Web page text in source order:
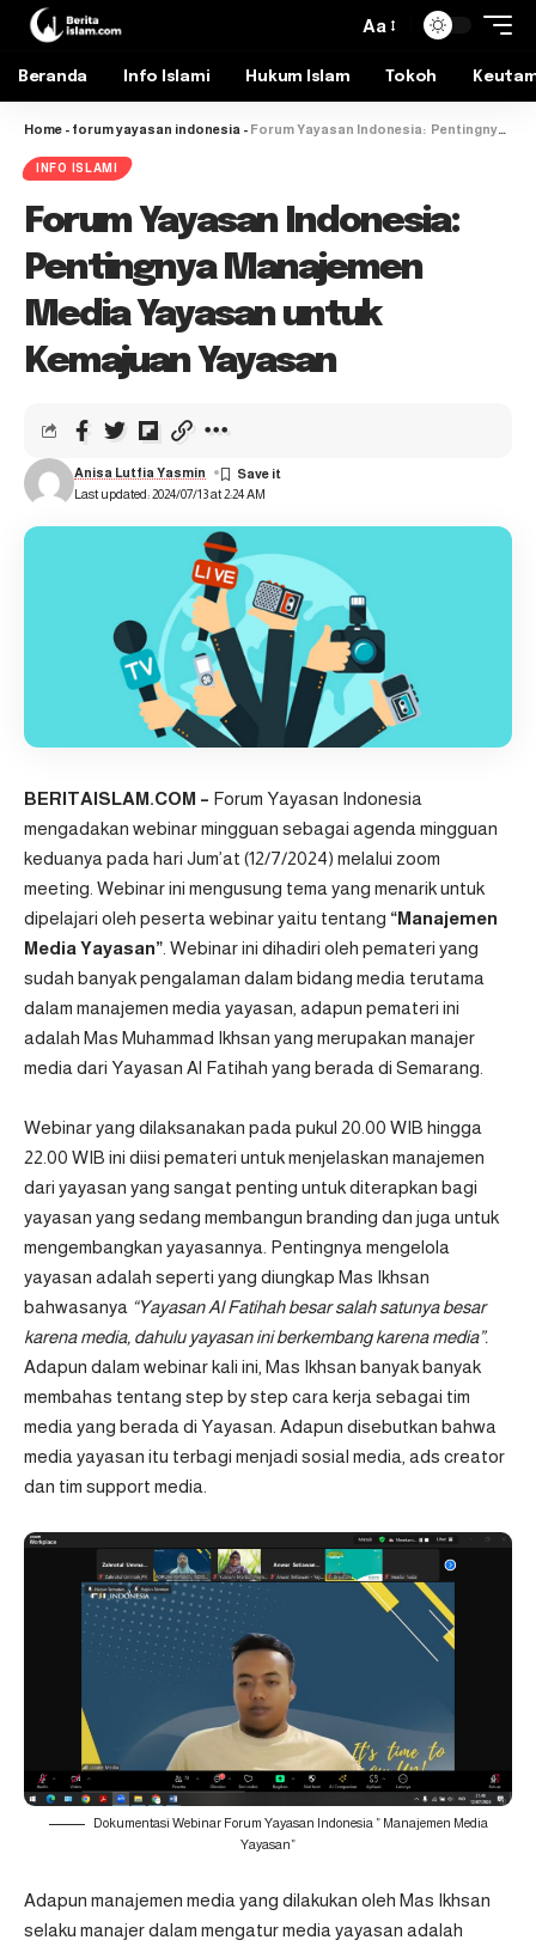
Aa
Beranda Info Islami Hukum Islam Tokoh
Home - forum yayasan indonesia - Forum Yayasan Indonesia: Pentingnya Manajemen Media Yayasan untuk Kemajuan Yayasan
INFO ISLAMI
Forum Yayasan Indonesia:
Pentingnya Manajemen
Media Yayasan untuk
Kemajuan Yayasan
Last updated: 2024/07/13 at 2:24 AM
Anisa Lutfia Yasmin
BERITAISLAM.COM – Forum Yayasan Indonesia
mengadakan webinar mingguan sebagai agenda mingguan
keduanya pada hari Jum’at (12/7/2024) melalui zoom
meeting. Webinar ini mengusung tema yang menarik untuk
dipelajari oleh peserta webinar yaitu tentang “Manajemen
Media Yayasan” . Webinar ini dihadiri oleh pemateri yang
sudah banyak pengalaman dalam bidang media terutama
dalam manajemen media yayasan, adapun pemateri ini
adalah Mas Muhammad Ikhsan yang merupakan manajer
media dari Yayasan Al Fatihah yang berada di Semarang.
Webinar yang dilaksanakan pada pukul 20.00 WIB hingga
22.00 WIB ini diisi pemateri untuk menjelaskan manajemen
dari yayasan yang sangat penting untuk diterapkan bagi
yayasan yang sedang membangun branding dan juga untuk
mengembangkan yayasannya. Pentingnya mengelola
yayasan adalah seperti yang diungkap Mas Ikhsan
bahwasanya “Yayasan Al Fatihah besar salah satunya besar
karena media, dahulu yayasan ini berkembang karena media”.
Adapun dalam webinar kali ini, Mas Ikhsan banyak banyak
membahas tentang step by step cara kerja sebagai tim
media yang berada di Yayasan. Adapun disebutkan bahwa
media yayasan itu terbagi menjadi sosial media, ads creator
dan tim support media.
Dokumentasi Webinar Forum Yayasan Indonesia ” Manajemen Media
Yayasan”
Adapun manajemen media yang dilakukan oleh Mas Ikhsan
selaku manajer dalam mengatur media yayasan adalah